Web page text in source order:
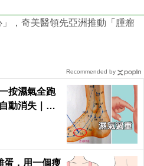
，奇美醫領先亞洲推動「腫瘤
按濕氣全跑
動消失｜每
蛋，用一個瘦
Recommended by